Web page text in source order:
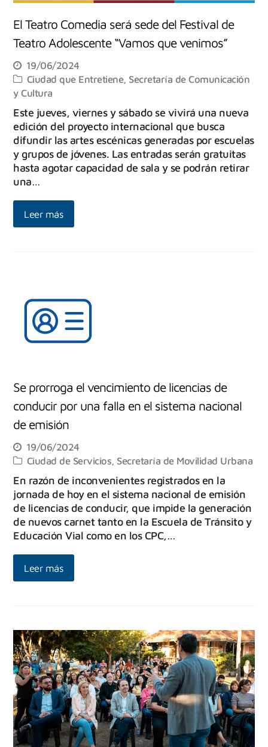
El Teatro Comedia será sede del Festival de
Teatro Adolescente “Vamos que venimos”
19/06/2024
Ciudad que Entretiene, Secretaría de Comunicación
y Cultura
Este jueves, viernes y sábado se vivirá una nueva
edición del proyecto internacional que busca
difundir las artes escénicas generadas por escuelas
y grupos de jóvenes. Las entradas serán gratuitas
hasta agotar capacidad de sala y se podrán retirar
una…
Leer más
Se prorroga el vencimiento de licencias de
conducir por una falla en el sistema nacional
de emisión
19/06/2024
Ciudad de Servicios, Secretaría de Movilidad Urbana
En razón de inconvenientes registrados en la
jornada de hoy en el sistema nacional de emisión
de licencias de conducir, que impide la generación
de nuevos carnet tanto en la Escuela de Tránsito y
Educación Vial como en los CPC,…
Leer más